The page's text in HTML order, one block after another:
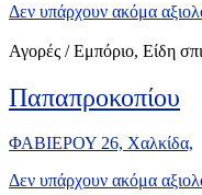
Δεν υπάρχουν ακόμα
Αγορές / Εμπόριο, Είδη
Παπαπροκοπίου
ΦΑΒΙΕΡΟΥ 26, Χαλκίδα,
Δεν υπάρχουν ακόμα